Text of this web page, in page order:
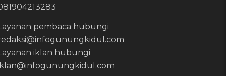
pembaca hubungi
iklan hubungi